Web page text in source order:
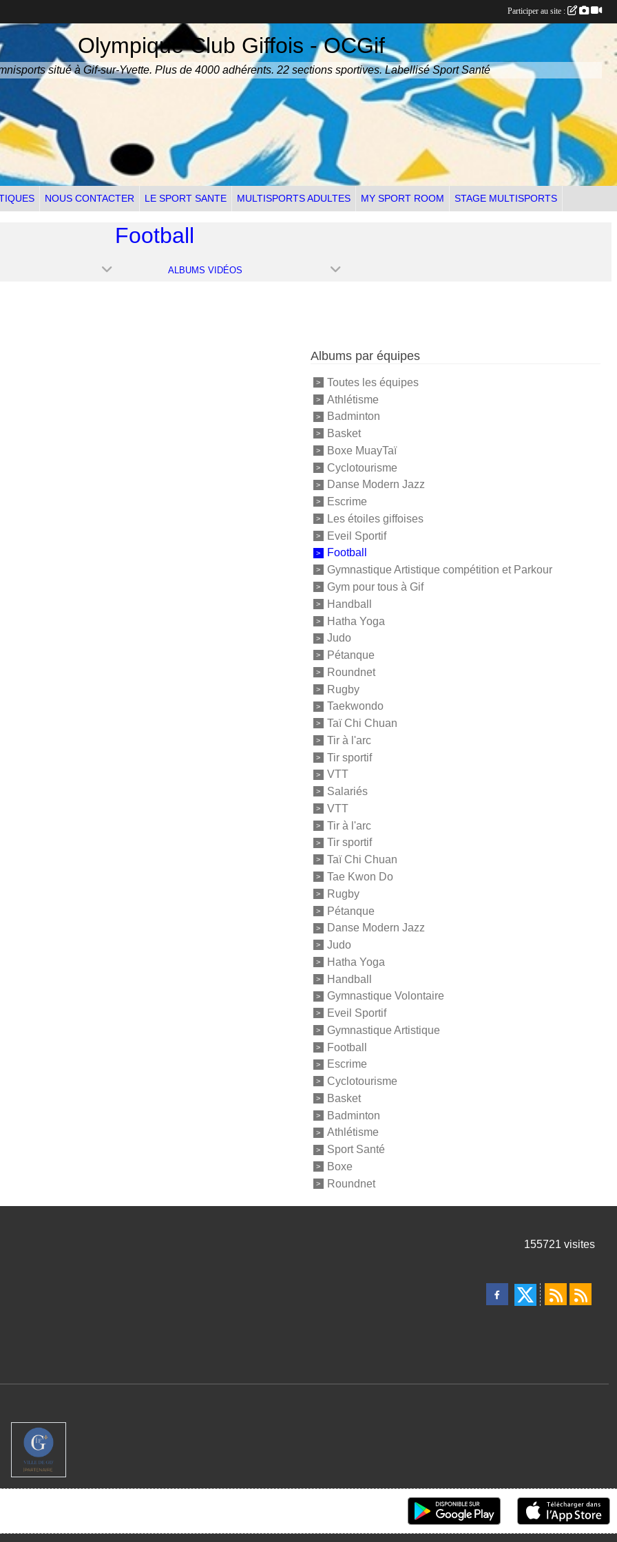
Olympique Club Giffois - OCGif
situé à Gif-sur-Yvette. Plus de 4000 adhérents. 22 sections sportives. Labellisé Sport Santé
NOUS CONTACTER LE SPORT SANTE MULTISPORTS ADULTES MY SPORT ROOM STAGE MULTISPORTS
Football
ALBUMS VIDÉOS
Albums par équipes
Toutes les équipes
Athlétisme
Badminton
Basket
Boxe MuayTaï
Cyclotourisme
Danse Modern Jazz
Escrime
Les étoiles giffoises
Eveil Sportif
Football
Gymnastique Artistique compétition et Parkour
Gym pour tous à Gif
Handball
Hatha Yoga
Judo
Pétanque
Roundnet
Rugby
Taekwondo
Taï Chi Chuan
Tir à l'arc
Tir sportif
VTT
Salariés
VTT
Tir à l'arc
Tir sportif
Taï Chi Chuan
Tae Kwon Do
Rugby
Pétanque
Danse Modern Jazz
Judo
Hatha Yoga
Handball
Gymnastique Volontaire
Eveil Sportif
Gymnastique Artistique
Football
Escrime
Cyclotourisme
Basket
Badminton
Athlétisme
Sport Santé
Boxe
Roundnet
155721 visites
Participer au site :